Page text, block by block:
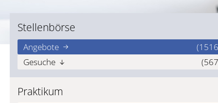
Stellenbörse
Angebote
Gesuche
Praktikum